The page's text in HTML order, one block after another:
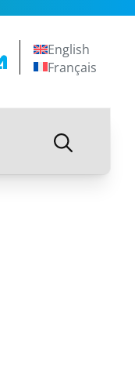
English
Français